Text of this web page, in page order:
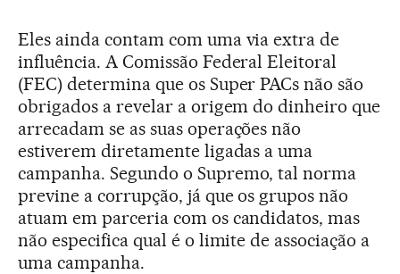
Eles ainda contam com uma via extra de
influência. A Comissão Federal Eleitoral
(FEC) determina que os Super PACs não são
obrigados a revelar a origem do dinheiro que
arrecadam se as suas operações não
estiverem diretamente ligadas a uma
campanha. Segundo o Supremo, tal norma
previne a corrupção, já que os grupos não
atuam em parceria com os candidatos, mas
não especifica qual é o limite de associação a
uma campanha.